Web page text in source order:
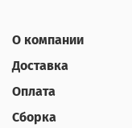
О компании
Доставка
Оплата
Сборка